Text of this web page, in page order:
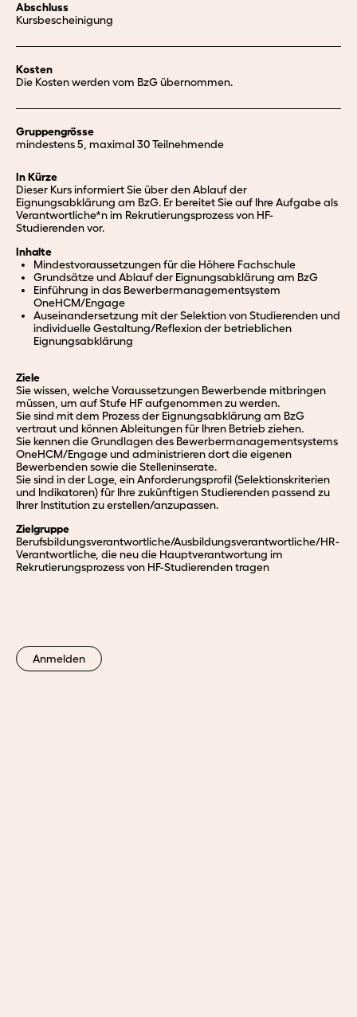
Abschluss
Kursbescheinigung
Kosten
Die Kosten werden vom BzG übernommen.
Gruppengrösse
mindestens 5, maximal 30 Teilnehmende
In Kürze
Dieser Kurs informiert Sie über den Ablauf der
Eignungsabklärung am BzG. Er bereitet Sie auf Ihre Aufgabe als
Verantwortliche*n im Rekrutierungsprozess von HF-
Studierenden vor.
Inhalte
Mindestvoraussetzungen für die Höhere Fachschule
Grundsätze und Ablauf der Eignungsabklärung am BzG
Einführung in das Bewerbermanagementsystem
OneHCM/Engage
Auseinandersetzung mit der Selektion von Studierenden und
individuelle Gestaltung/Reflexion der betrieblichen
Eignungsabklärung
Ziele
Sie wissen, welche Voraussetzungen Bewerbende mitbringen
müssen, um auf Stufe HF aufgenommen zu werden.
Sie sind mit dem Prozess der Eignungsabklärung am BzG
vertraut und können Ableitungen für Ihren Betrieb ziehen.
Sie kennen die Grundlagen des Bewerbermanagementsystems
OneHCM/Engage und administrieren dort die eigenen
Bewerbenden sowie die Stelleninserate.
Sie sind in der Lage, ein Anforderungsprofil (Selektionskriterien
und Indikatoren) für Ihre zukünftigen Studierenden passend zu
Ihrer Institution zu erstellen/anzupassen.
Zielgruppe
Berufsbildungsverantwortliche/Ausbildungsverantwortliche/HR-
Verantwortliche, die neu die Hauptverantwortung im
Rekrutierungsprozess von HF-Studierenden tragen
Anmelden